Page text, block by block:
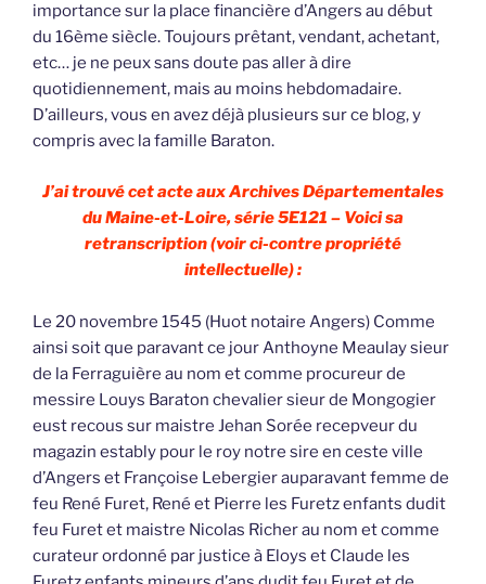
importance sur la place financière d’Angers au début
du 16ème siècle. Toujours prêtant, vendant, achetant,
etc… je ne peux sans doute pas aller à dire
quotidiennement, mais au moins hebdomadaire.
D’ailleurs, vous en avez déjà plusieurs sur ce blog, y
compris avec la famille Baraton.
J’ai trouvé cet acte aux Archives Départementales
du Maine-et-Loire, série 5E121 – Voici sa
retranscription (voir ci-contre propriété
intellectuelle) :
Le 20 novembre 1545 (Huot notaire Angers) Comme
ainsi soit que paravant ce jour Anthoyne Meaulay sieur
de la Ferraguière au nom et comme procureur de
messire Louys Baraton chevalier sieur de Mongogier
eust recous sur maistre Jehan Sorée recepveur du
magazin estably pour le roy notre sire en ceste ville
d’Angers et Françoise Lebergier auparavant femme de
feu René Furet, René et Pierre les Furetz enfants dudit
feu Furet et maistre Nicolas Richer au nom et comme
curateur ordonné par justice à Eloys et Claude les